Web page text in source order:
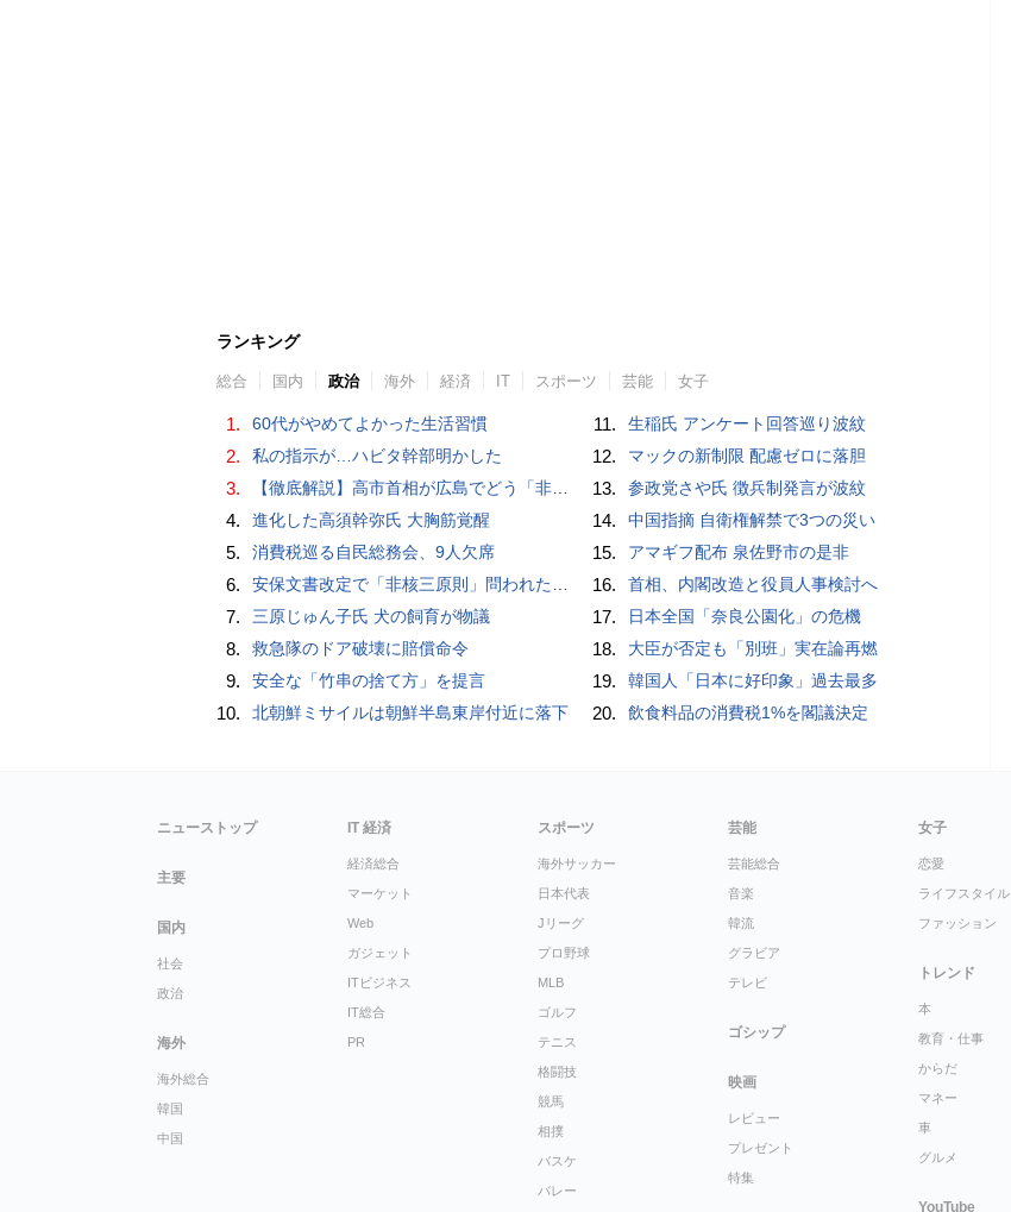
ランキング
総合 国内 政治 海外 経済 IT スポーツ 芸能 女子
1. 60代がやめてよかった生活習慣
2. 私の指示が…ハビタ幹部明かした
3. 【徹底解説】高市首相が広島でどう「非核三原則」言及？現状にとどめ将来は明言せず 著書では「邪魔になる」と主張
4. 進化した高須幹弥氏 大胸筋覚醒
5. 消費税巡る自民総務会、9人欠席
6. 安保文書改定で「非核三原則」問われた高市首相、「私が予断することは差し控える」…堅持維持へ明言避ける
7. 三原じゅん子氏 犬の飼育が物議
8. 救急隊のドア破壊に賠償命令
9. 安全な「竹串の捨て方」を提言
10. 北朝鮮ミサイルは朝鮮半島東岸付近に落下
11. 生稲氏 アンケート回答巡り波紋
12. マックの新制限 配慮ゼロに落胆
13. 参政党さや氏 徴兵制発言が波紋
14. 中国指摘 自衛権解禁で3つの災い
15. アマギフ配布 泉佐野市の是非
16. 首相、内閣改造と役員人事検討へ
17. 日本全国「奈良公園化」の危機
18. 大臣が否定も「別班」実在論再燃
19. 韓国人「日本に好印象」過去最多
20. 飲食料品の消費税1%を閣議決定
ニューストップ
主要
国内
社会
政治
海外
海外総合
韓国
中国
IT 経済
経済総合
マーケット
Web
ガジェット
ITビジネス
IT総合
PR
スポーツ
海外サッカー
日本代表
Jリーグ
プロ野球
MLB
ゴルフ
テニス
格闘技
競馬
相撲
バスケ
バレー
芸能
芸能総合
音楽
韓流
グラビア
テレビ
ゴシップ
映画
レビュー
プレゼント
特集
女子
恋愛
ライフスタイル
ファッション
トレンド
本
教育・仕事
からだ
マネー
車
グルメ
YouTube